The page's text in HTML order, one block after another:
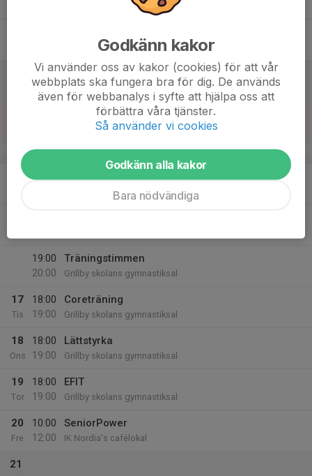
Grillby skolans gymnastiksal
IK Nordia's cafélokal
Lätt Cirkelträning
Grillby skolans gymnastiksal
v.8
16
Grillby skolans gymnastiksal
19:00
20:00
Träningstimmen
Grillby skolans gymnastiksal
17
Tis
18:00
19:00
Coreträning
Grillby skolans gymnastiksal
18
Ons
18:00
19:00
Lättstyrka
Grillby skolans gymnastiksal
19
Tor
18:00
19:00
EFIT
Grillby skolans gymnastiksal
20
Fre
10:00
12:00
SeniorPower
IK Nordia's cafélokal
21
Godkänn kakor
Vi använder oss av kakor (cookies) för att vår
webbplats ska fungera bra för dig. De används
även för webbanalys i syfte att hjälpa oss att
förbättra våra tjänster.
Så använder vi cookies
Godkänn alla kakor
Bara nödvändiga